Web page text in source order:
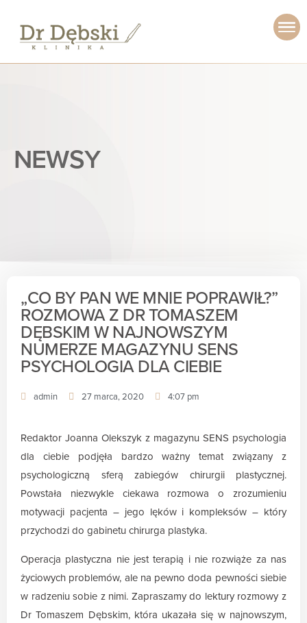
NEWSY
„CO BY PAN WE MNIE POPRAWIŁ?”
ROZMOWA Z DR TOMASZEM
DĘBSKIM W NAJNOWSZYM
NUMERZE MAGAZYNU SENS
PSYCHOLOGIA DLA CIEBIE
admin 27 marca, 2020 4:07 pm
Redaktor Joanna Olekszyk z magazynu SENS psychologia
dla ciebie podjęła bardzo ważny temat związany z
psychologiczną sferą zabiegów chirurgii plastycznej.
Powstała niezwykle ciekawa rozmowa o zrozumieniu
motywacji pacjenta – jego lęków i kompleksów – który
przychodzi do gabinetu chirurga plastyka.
Operacja plastyczna nie jest terapią i nie rozwiąże za nas
życiowych problemów, ale na pewno doda pewności siebie
w radzeniu sobie z nimi. Zapraszamy do lektury rozmowy z
Dr Tomaszem Dębskim, która ukazała się w najnowszym,